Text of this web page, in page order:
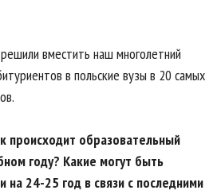
вместить наш многолетний
в польские вузы в 20 самых
происходит образовательный
году? Какие могут быть
на 24-25 год в связи с последними